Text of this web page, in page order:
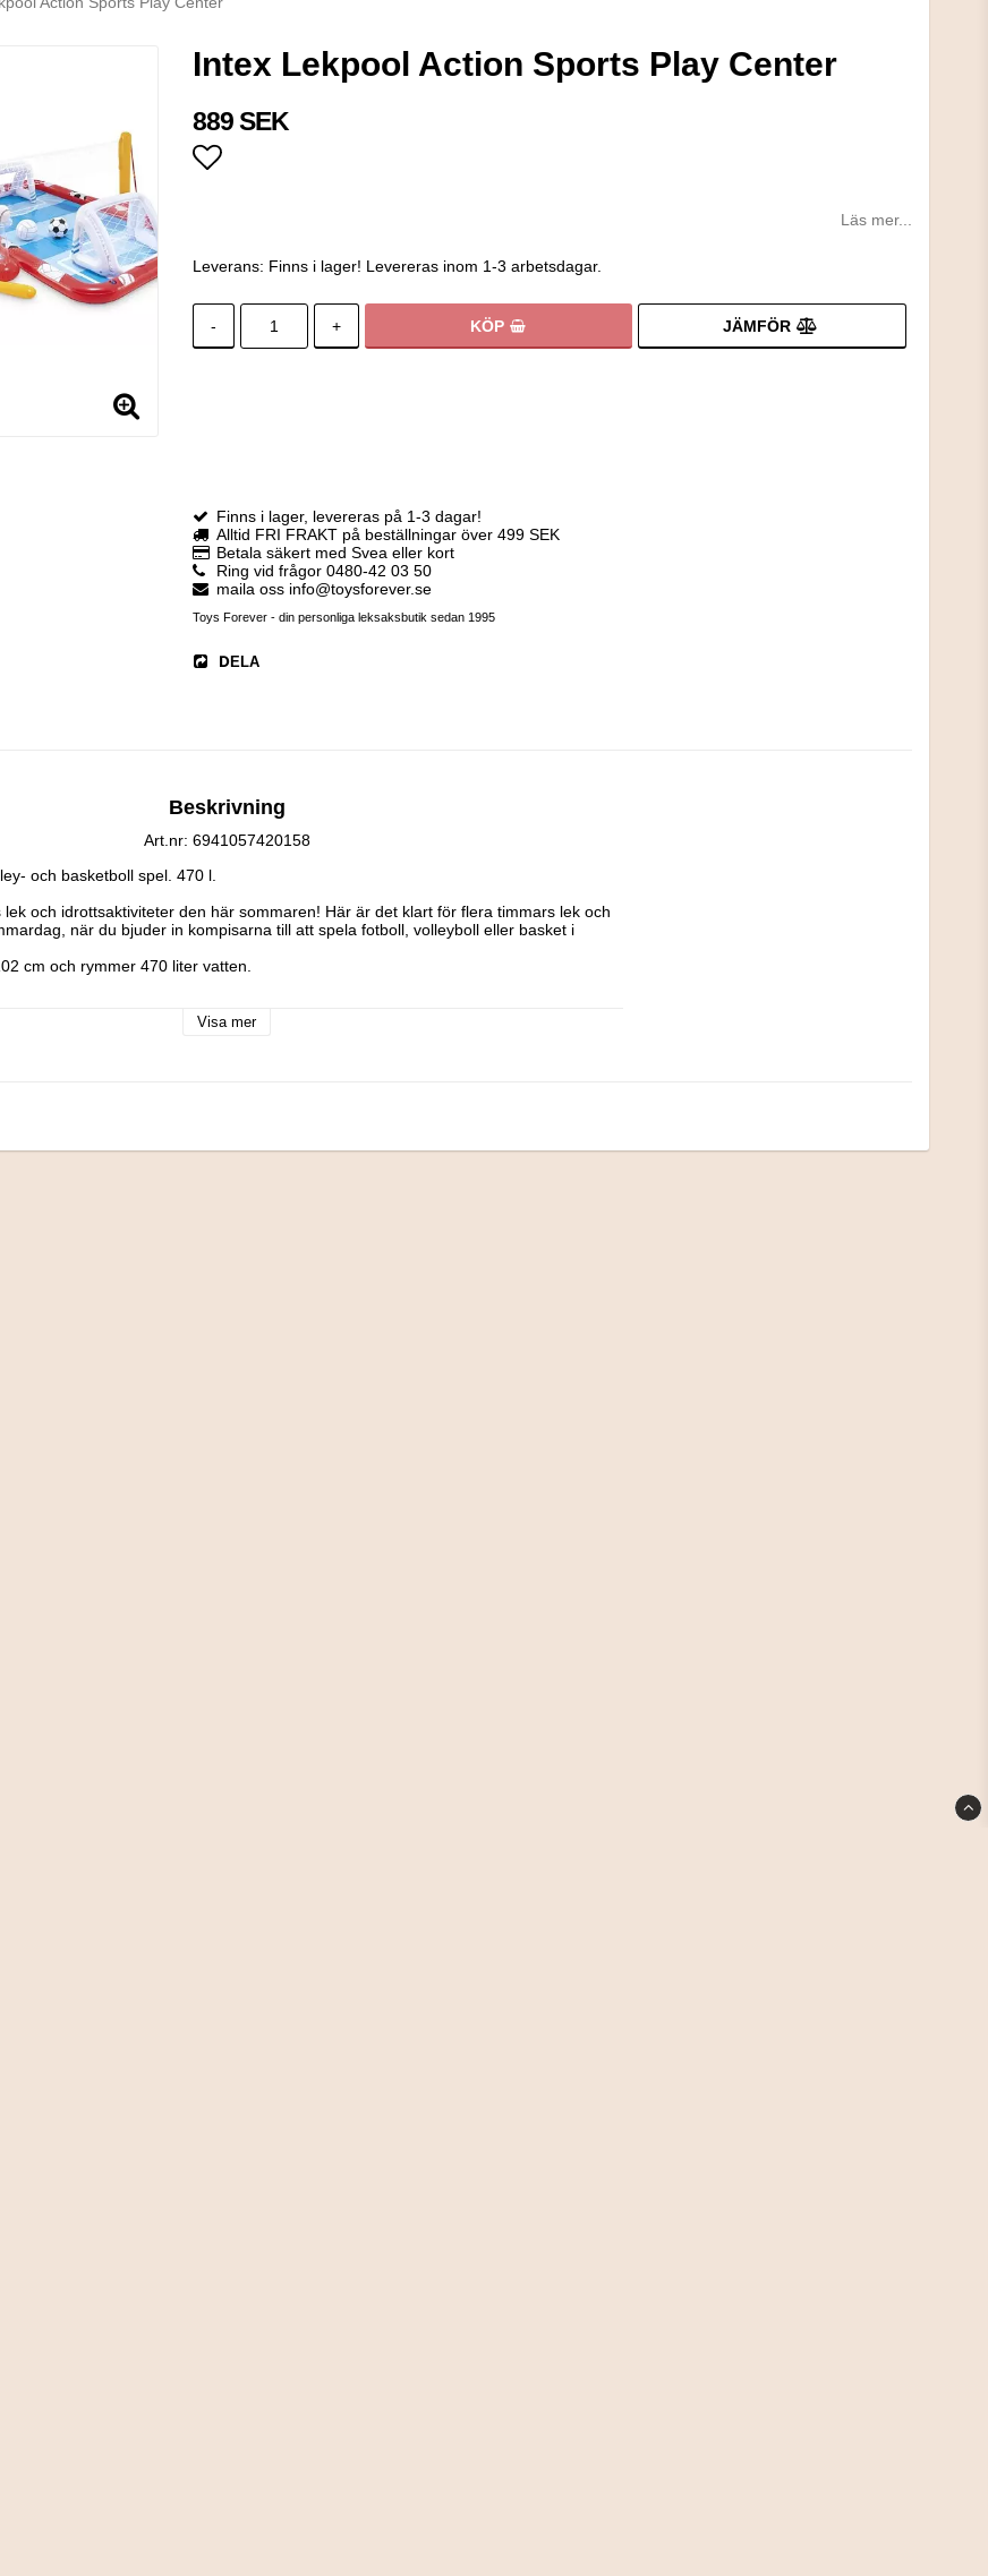
Intex Lekpool Action Sports Play Center
889 SEK
Läs mer...
Leverans: Finns i lager! Levereras inom 1-3 arbetsdagar.
- + KÖP JÄMFÖR
Finns i lager, levereras på 1-3 dagar!
Alltid FRI FRAKT på beställningar över 499 SEK
Betala säkert med Svea eller kort
Ring vid frågor 0480-42 03 50
maila oss info@toysforever.se
Toys Forever - din personliga leksaksbutik sedan 1995
DELA
Beskrivning
Art.nr: 6941057420158
och basketboll spel. 470 l.
och idrottsaktiviteter den här sommaren! Här är det klart för flera timmars lek och
när du bjuder in kompisarna till att spela fotboll, volleyboll eller basket i
cm och rymmer 470 liter vatten.
Visa mer